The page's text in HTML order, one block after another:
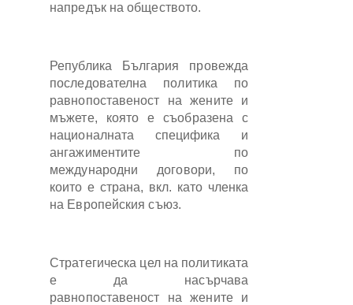
напредък на обществото.
Република България провежда
последователна политика по
равнопоставеност на жените и
мъжете, която е съобразена с
националната специфика и
ангажиментите по
международни договори, по
които е страна, вкл. като членка
на Европейския съюз.
Стратегическа цел на политиката
е да насърчава
равнопоставеност на жените и